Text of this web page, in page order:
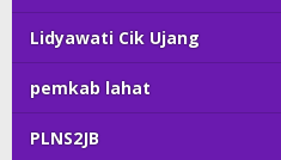
Lidyawati Cik Ujang
pemkab lahat
PLNS2JB